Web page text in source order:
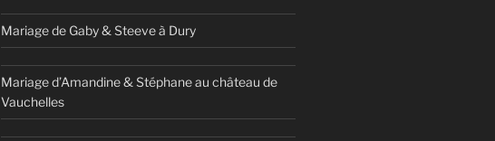
Mariage de Gaby & Steeve à Dury
Mariage d’Amandine & Stéphane au château de
Vauchelles